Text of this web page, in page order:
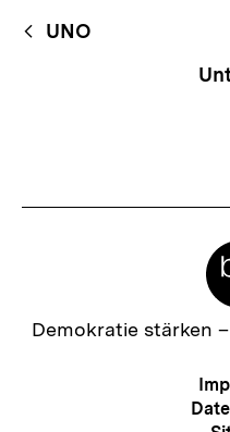
Content-
Navigation
UNO
Zur
Demokratie stärken –